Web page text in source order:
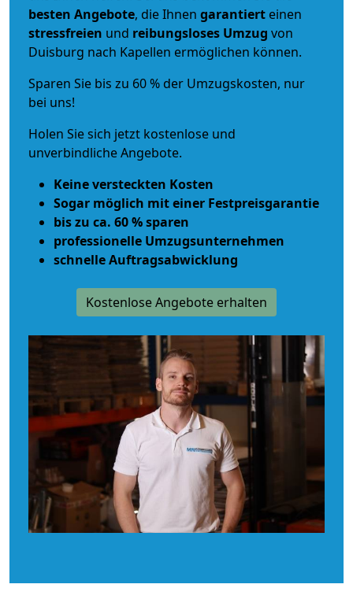
besten Angebote, die Ihnen garantiert einen
stressfreien und reibungsloses Umzug von
Duisburg nach Kapellen ermöglichen können.
Sparen Sie bis zu 60 % der Umzugskosten, nur
bei uns!
Holen Sie sich jetzt kostenlose und
unverbindliche Angebote.
Keine versteckten Kosten
Sogar möglich mit einer Festpreisgarantie
bis zu ca. 60 % sparen
professionelle Umzugsunternehmen
schnelle Auftragsabwicklung
Kostenlose Angebote erhalten